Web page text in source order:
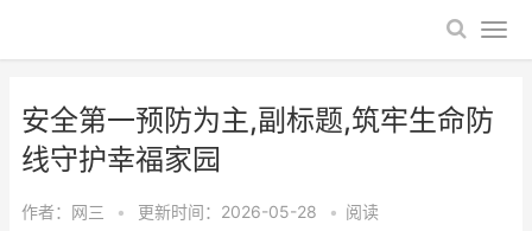
安全第一预防为主,副标题,筑牢生命防
线守护幸福家园
作者： 网三 • 更新时间：2026-05-28 • 阅读